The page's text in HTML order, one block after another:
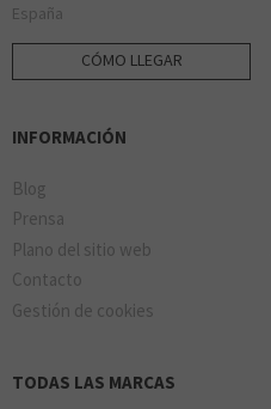
España
CÓMO LLEGAR
INFORMACIÓN
Blog
Prensa
Plano del sitio web
Contacto
Gestión de cookies
TODAS LAS MARCAS